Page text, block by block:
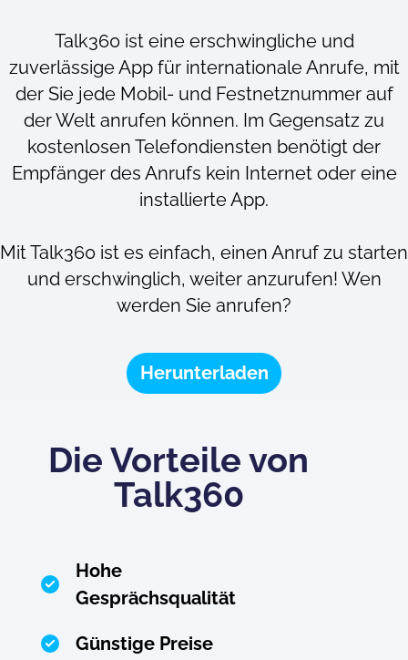
Talk360 ist eine erschwingliche und
zuverlässige App für internationale Anrufe, mit
der Sie jede Mobil- und Festnetznummer auf
der Welt anrufen können. Im Gegensatz zu
kostenlosen Telefondiensten benötigt der
Empfänger des Anrufs kein Internet oder eine
installierte App.
Mit Talk360 ist es einfach, einen Anruf zu starten
und erschwinglich, weiter anzurufen! Wen
werden Sie anrufen?
Herunterladen
Die Vorteile von
Talk360
Hohe
Gesprächsqualität
Günstige Preise